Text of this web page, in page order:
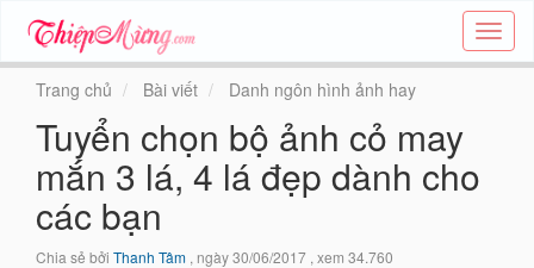
Tạo
thiệp
Trang chủ Bài viết Danh ngôn hình ảnh hay
Tuyển chọn bộ ảnh cỏ may
mắn 3 lá, 4 lá đẹp dành cho
các bạn
Chia sẻ bởi Thanh Tâm , ngày 30/06/2017 , xem 34.760